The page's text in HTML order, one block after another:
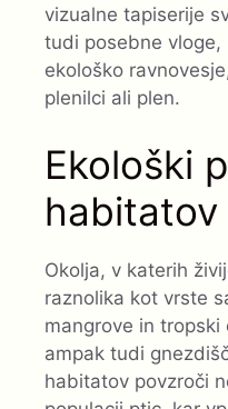
vizualne tapiserije
tudi posebne vloge,
ekološko
plenilci ali plen.
Ekološki
Okolja, v katerih
raznolika kot vrste
mangrove in
ampak tudi
habitatov povzroči